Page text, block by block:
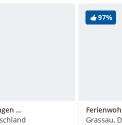
Ferienwohnungen Großrachlhof
97%
Grassau,